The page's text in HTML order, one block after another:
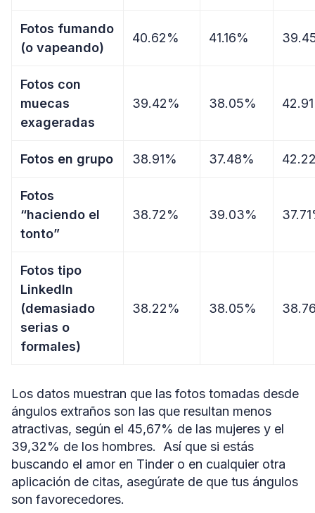
Fotos fumando
(o vapeando)
40.62% 41.16%
Fotos con
muecas
exageradas
39.42% 38.05%
Fotos en grupo 38.91% 37.48%
Fotos
“haciendo el
tonto”
38.72% 39.03%
Fotos tipo
LinkedIn
(demasiado
serias o
formales)
38.22% 38.05%
Los datos muestran que las fotos tomadas desde
ángulos extraños son las que resultan menos
atractivas, según el 45,67% de las mujeres y el
39,32% de los hombres. Así que si estás
buscando el amor en Tinder o en cualquier otra
aplicación de citas, asegúrate de que tus ángulos
son favorecedores.